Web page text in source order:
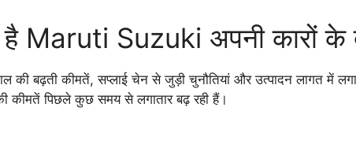
है Maruti Suzuki अपनी कारों के
की बढ़ती कीमतें, सप्लाई चेन से जुड़ी चुनौतियां और उत्पादन लागत में
कीमतें पिछले कुछ समय से लगातार बढ़ रही हैं।